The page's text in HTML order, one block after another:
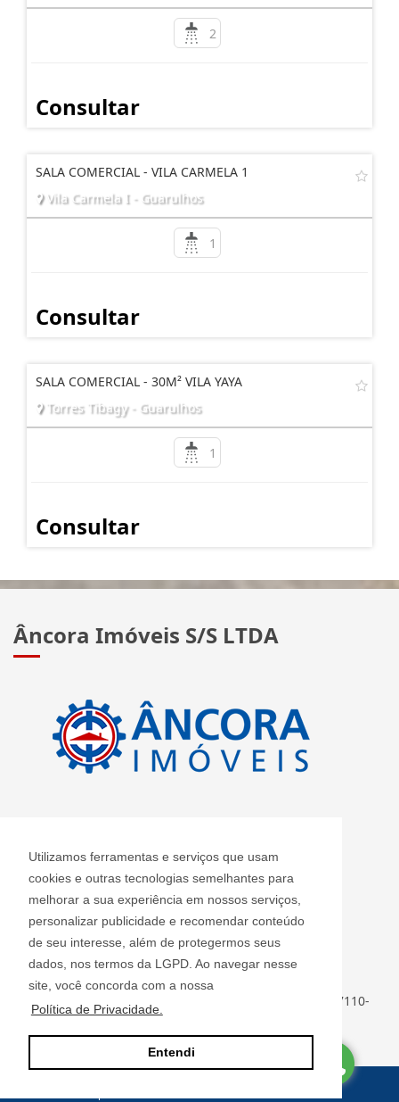
Utilizamos ferramentas e serviços que usam
cookies e outras tecnologias semelhantes para
melhorar a sua experiência em nossos serviços,
personalizar publicidade e recomendar conteúdo
de seu interesse, além de protegermos seus
dados, nos termos da LGPD. Ao navegar nesse
site, você concorda com a nossa
Política de Privacidade.
Entendi
2
Consultar
SALA COMERCIAL - VILA CARMELA 1
Vila Carmela I - Guarulhos
1
Consultar
SALA COMERCIAL - 30M² VILA YAYA
Torres Tibagy - Guarulhos
1
Consultar
Âncora Imóveis S/S LTDA
Informações de Contato
Âncora Imóveis S/S LTDA - J 2420
ancoraimoveis@uol.com.br
(11) 2408-3955
Rua Luiz Faccini, 142 - Centro - Guarulhos - SP - CEP: 07110-
000